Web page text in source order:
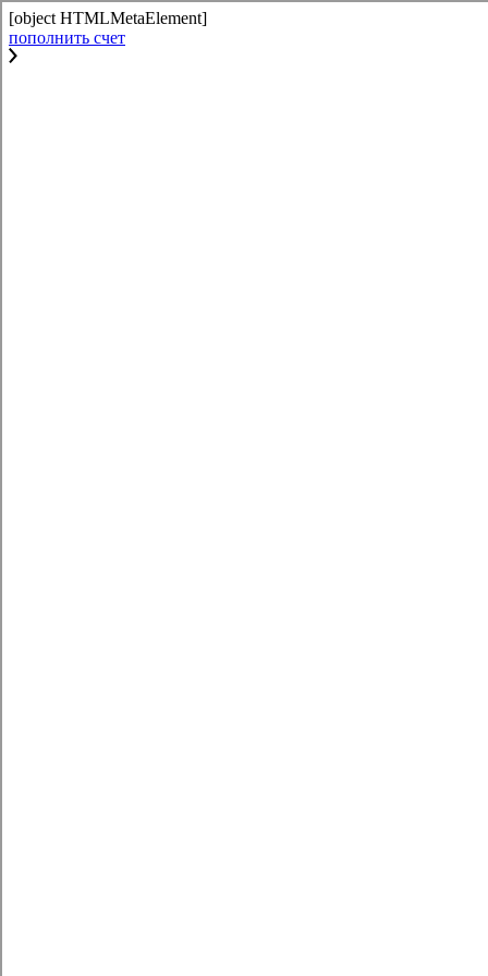
[object HTMLMetaElement]
пополнить счет